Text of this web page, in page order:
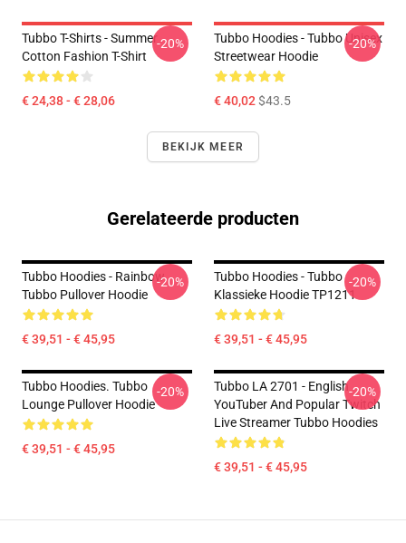
Tubbo T-Shirts - Summer
Cotton Fashion T-Shirt
€ 24,38 - € 28,06
-20%
Tubbo Hoodies - Tubbo Unisex
Streetwear Hoodie
€ 40,02$43.5
-20%
BEKIJK MEER
Gerelateerde producten
Tubbo Hoodies - Rainbow
Tubbo Pullover Hoodie
€ 39,51 - € 45,95
-20%
Tubbo Hoodies - Tubbo
Klassieke Hoodie TP1211
€ 39,51 - € 45,95
-20%
Tubbo Hoodies. Tubbo
Lounge Pullover Hoodie
€ 39,51 - € 45,95
-20%
Tubbo LA 2701 - English
YouTuber And Popular Twitch
Live Streamer Tubbo Hoodies
€ 39,51 - € 45,95
-20%